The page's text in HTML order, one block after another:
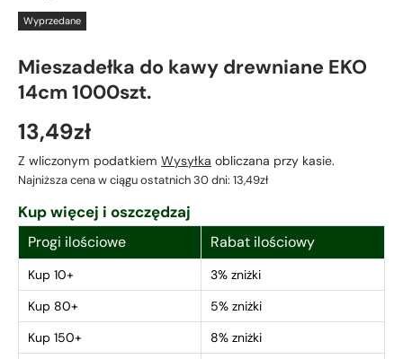
Wyprzedane
Mieszadełka do kawy drewniane EKO
14cm 1000szt.
13,49zł
Z wliczonym podatkiem Wysyłka obliczana przy kasie.
Najniższa cena w ciągu ostatnich 30 dni: 13,49zł
Kup więcej i oszczędzaj
Progi ilościowe Rabat ilościowy
Kup 10+
3% zniżki
Kup 80+
5% zniżki
Kup 150+
8% zniżki